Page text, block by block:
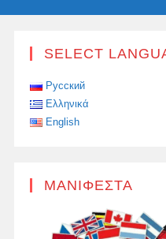
SELECT
Русский
Ελληνικά
English
ΜΑΝΙΦΈΣΤΑ